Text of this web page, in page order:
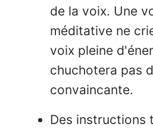
de la voix. Une
méditative ne
voix pleine
chuchotera pas
convaincante.
Des instructions